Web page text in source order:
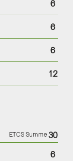
6
6
6
12
ETCS Summe30
6